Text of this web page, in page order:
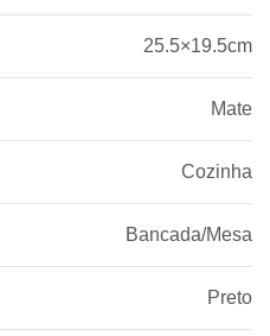
25.5×19.5cm
Mate
Cozinha
Bancada/Mesa
Preto